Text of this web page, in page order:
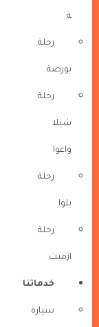
ة
رحلة
بورصة
رحلة
شيلا
واغوا
رحلة
يلوا
رحلة
ازميت
خدماتنا
سيارة